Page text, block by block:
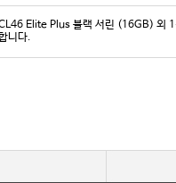
Elite Plus 블랙 서린 (16GB) 외
니다.